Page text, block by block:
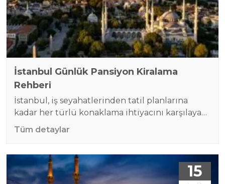
dolabı…
İstanbul Günlük Pansiyon Kiralama
Rehberi
İstanbul, iş seyahatlerinden tatil planlarına
kadar her türlü konaklama ihtiyacını karşılayan
zengin seçeneklere sahip bir şehirdir. Ancak
kısa süreli konaklamalar için otel maliyetlerini
değerlendirmeyi tercih ediyor. Günlük
pansiyonlar, hem ekonomik olması hem de
Tüm detaylar
15